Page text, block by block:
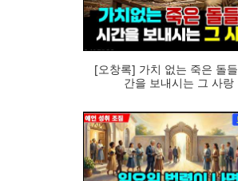
[오창록] 가치 없는 죽은 돌
간을 보내시는 그 사랑
81